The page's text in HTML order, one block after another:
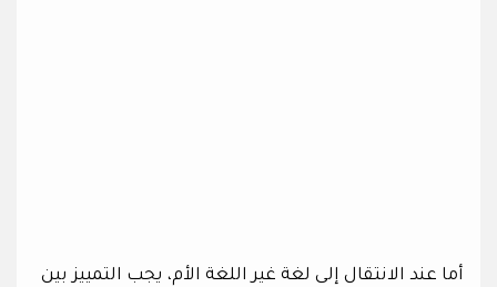
أما عند الانتقال إلى لغة غير اللغة الأم، يجب التمييز بين